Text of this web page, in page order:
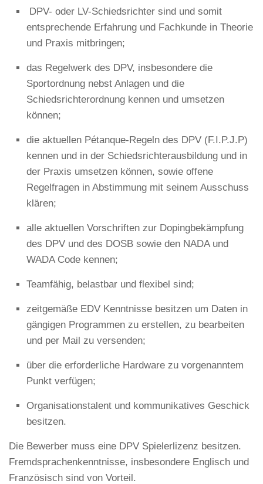
DPV- oder LV-Schiedsrichter sind und somit
entsprechende Erfahrung und Fachkunde in Theorie
und Praxis mitbringen;
das Regelwerk des DPV, insbesondere die
Sportordnung nebst Anlagen und die
Schiedsrichterordnung kennen und umsetzen
können;
die aktuellen Pétanque-Regeln des DPV (F.I.P.J.P)
kennen und in der Schiedsrichterausbildung und in
der Praxis umsetzen können, sowie offene
Regelfragen in Abstimmung mit seinem Ausschuss
klären;
alle aktuellen Vorschriften zur Dopingbekämpfung
des DPV und des DOSB sowie den NADA und
WADA Code kennen;
Teamfähig, belastbar und flexibel sind;
zeitgemäße EDV Kenntnisse besitzen um Daten in
gängigen Programmen zu erstellen, zu bearbeiten
und per Mail zu versenden;
über die erforderliche Hardware zu vorgenanntem
Punkt verfügen;
Organisationstalent und kommunikatives Geschick
besitzen.
Die Bewerber muss eine DPV Spielerlizenz besitzen.
Fremdsprachenkenntnisse, insbesondere Englisch und
Französisch sind von Vorteil.